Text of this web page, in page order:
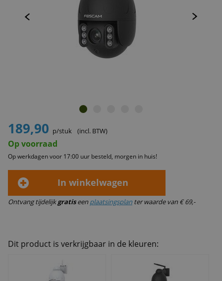
189,90 p/stuk (incl. BTW)
Op voorraad
Op werkdagen voor 17:00 uur besteld, morgen in huis!
In winkelwagen
Ontvang tijdelijkgratiseen plaatsingsplan ter waarde van € 69,-
Dit product is verkrijgbaar in de kleuren: